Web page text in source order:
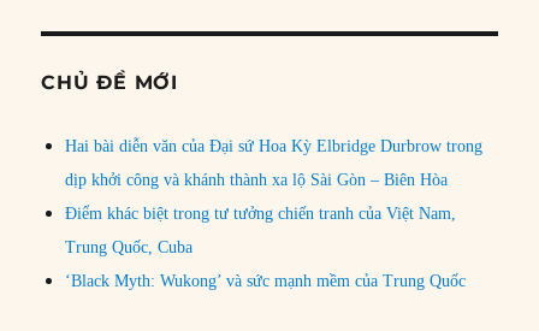
CHỦ ĐỀ MỚI
Hai bài diễn văn của Đại sứ Hoa Kỳ Elbridge Durbrow trong
dịp khởi công và khánh thành xa lộ Sài Gòn – Biên Hòa
Điểm khác biệt trong tư tưởng chiến tranh của Việt Nam,
Trung Quốc, Cuba
‘Black Myth: Wukong’ và sức mạnh mềm của Trung Quốc